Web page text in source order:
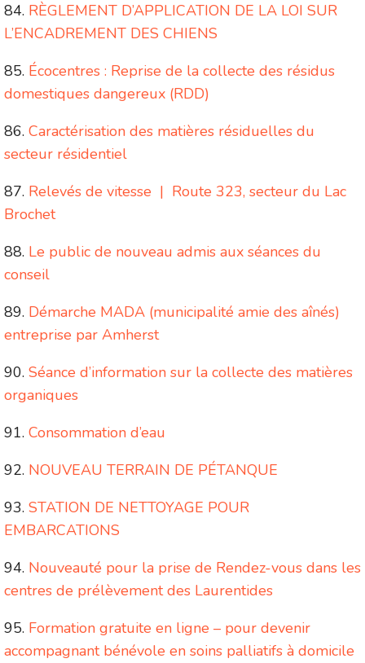
RÈGLEMENT D’APPLICATION DE LA LOI SUR
L’ENCADREMENT DES CHIENS
Écocentres : Reprise de la collecte des résidus
domestiques dangereux (RDD)
Caractérisation des matières résiduelles du
secteur résidentiel
Relevés de vitesse | Route 323, secteur du Lac
Brochet
Le public de nouveau admis aux séances du
conseil
Démarche MADA (municipalité amie des aînés)
entreprise par Amherst
Séance d’information sur la collecte des matières
organiques
Consommation d’eau
NOUVEAU TERRAIN DE PÉTANQUE
STATION DE NETTOYAGE POUR
EMBARCATIONS
Nouveauté pour la prise de Rendez-vous dans les
centres de prélèvement des Laurentides
Formation gratuite en ligne – pour devenir
accompagnant bénévole en soins palliatifs à domicile